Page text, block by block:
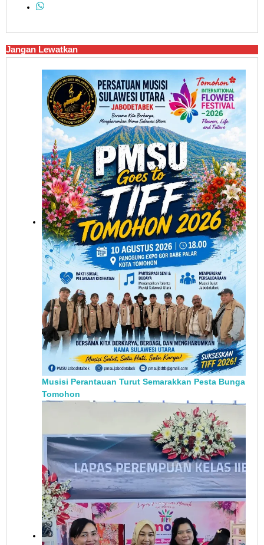
Jangan Lewatkan
Musisi Perantauan Turut Semarakkan Pesta Bunga
Tomohon